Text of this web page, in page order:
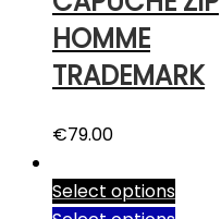
HOMME
TRADEMARK
€79.00
Select options